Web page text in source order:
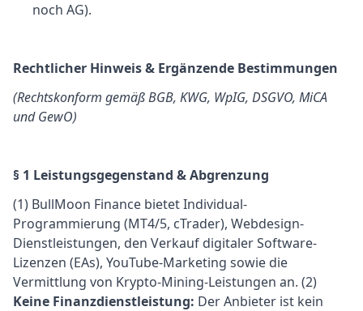
noch AG).
Rechtlicher Hinweis & Ergänzende Bestimmungen
(Rechtskonform gemäß BGB, KWG, WpIG, DSGVO, MiCA
und GewO)
§ 1 Leistungsgegenstand & Abgrenzung
(1) BullMoon Finance bietet Individual-
Programmierung (MT4/5, cTrader), Webdesign-
Dienstleistungen, den Verkauf digitaler Software-
Lizenzen (EAs), YouTube-Marketing sowie die
Vermittlung von Krypto-Mining-Leistungen an. (2)
Keine Finanzdienstleistung: Der Anbieter ist kein